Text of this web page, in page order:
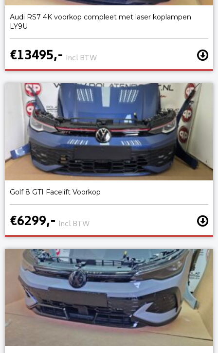
Audi RS7 4K voorkop compleet met laser koplampen
LY9U
€13495,- incl BTW
Golf 8 GTI Facelift Voorkop
€6299,- incl BTW